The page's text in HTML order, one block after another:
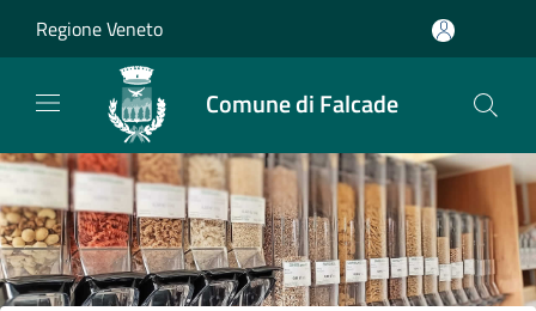
Regione Veneto
Comune di Falcade